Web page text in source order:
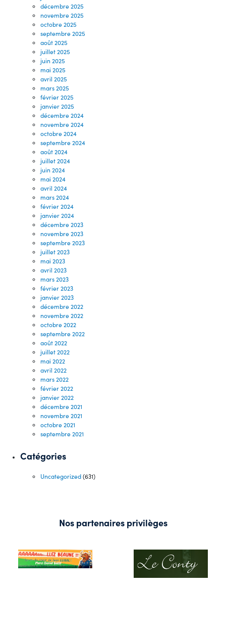
décembre 2025
novembre 2025
octobre 2025
septembre 2025
août 2025
juillet 2025
juin 2025
mai 2025
avril 2025
mars 2025
février 2025
janvier 2025
décembre 2024
novembre 2024
octobre 2024
septembre 2024
août 2024
juillet 2024
juin 2024
mai 2024
avril 2024
mars 2024
février 2024
janvier 2024
décembre 2023
novembre 2023
septembre 2023
juillet 2023
mai 2023
avril 2023
mars 2023
février 2023
janvier 2023
décembre 2022
novembre 2022
octobre 2022
septembre 2022
août 2022
juillet 2022
mai 2022
avril 2022
mars 2022
février 2022
janvier 2022
décembre 2021
novembre 2021
octobre 2021
septembre 2021
Catégories
Uncategorized(631)
Nos partenaires privilèges